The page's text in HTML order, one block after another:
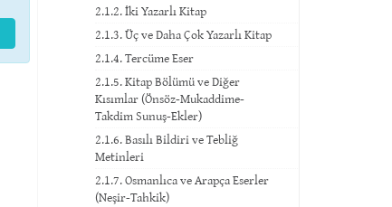
2.1.2. İki Yazarlı Kitap
2.1.3. Üç ve Daha Çok Yazarlı Kitap
2.1.4. Tercüme Eser
2.1.5. Kitap Bölümü ve Diğer
Kısımlar (Önsöz-Mukaddime-
Takdim Sunuş-Ekler)
2.1.6. Basılı Bildiri ve Tebliğ
Metinleri
2.1.7. Osmanlıca ve Arapça Eserler
(Neşir-Tahkik)